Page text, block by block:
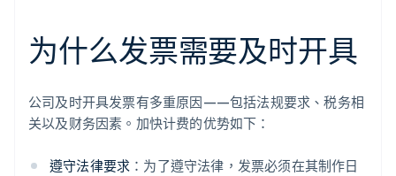
为什么发票需要及时开具
公司及时开具发票有多重原因——包括法规要求、税务相
关以及财务因素。加快计费的优势如下：
遵守法律要求 ：为了遵守法律，发票必须在其制作日